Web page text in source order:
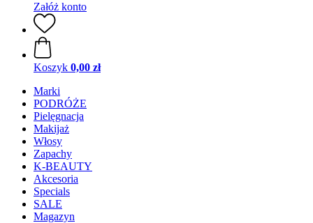
Załóż konto
Koszyk 0,00 zł
Marki
PODRÓŻE
Pielęgnacja
Makijaż
Włosy
Zapachy
K-BEAUTY
Akcesoria
Specials
SALE
Magazyn